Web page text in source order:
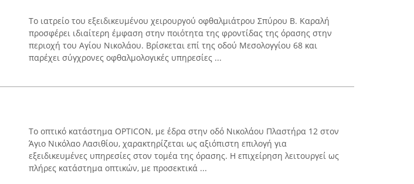
Το ιατρείο του εξειδικευμένου χειρουργού οφθαλμιάτρου Σπύρου Β. Καραλή
προσφέρει ιδιαίτερη έμφαση στην ποιότητα της φροντίδας της όρασης στην
περιοχή του Αγίου Νικολάου. Βρίσκεται επί της οδού Μεσολογγίου 68 και
παρέχει σύγχρονες οφθαλμολογικές υπηρεσίες ...
Το οπτικό κατάστημα OPTICON, με έδρα στην οδό Νικολάου Πλαστήρα 12 στον
Άγιο Νικόλαο Λασιθίου, χαρακτηρίζεται ως αξιόπιστη επιλογή για
εξειδικευμένες υπηρεσίες στον τομέα της όρασης. Η επιχείρηση λειτουργεί ως
πλήρες κατάστημα οπτικών, με προσεκτικά ...